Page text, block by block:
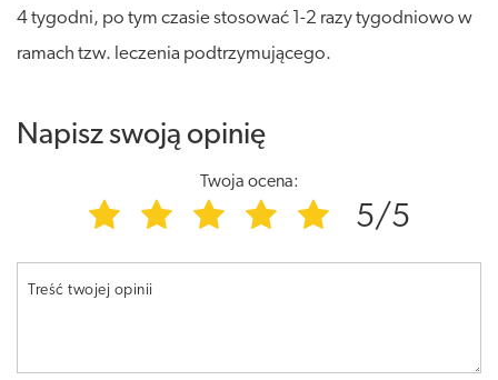
4 tygodni, po tym czasie stosować 1-2 razy tygodniowo w
ramach tzw. leczenia podtrzymującego.
Napisz swoją opinię
Twoja ocena:
5/5
Treść twojej opinii